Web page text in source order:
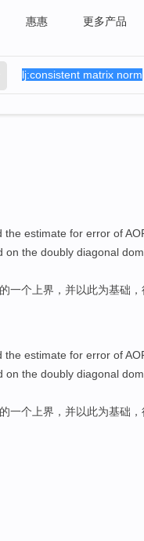
惠惠 更多产品
the estimate for error of
on the doubly diagonal
的一个 上界 ，并以此为基础，
the estimate for error of
on the doubly diagonal
的一个 上界 ，并以此为基础，